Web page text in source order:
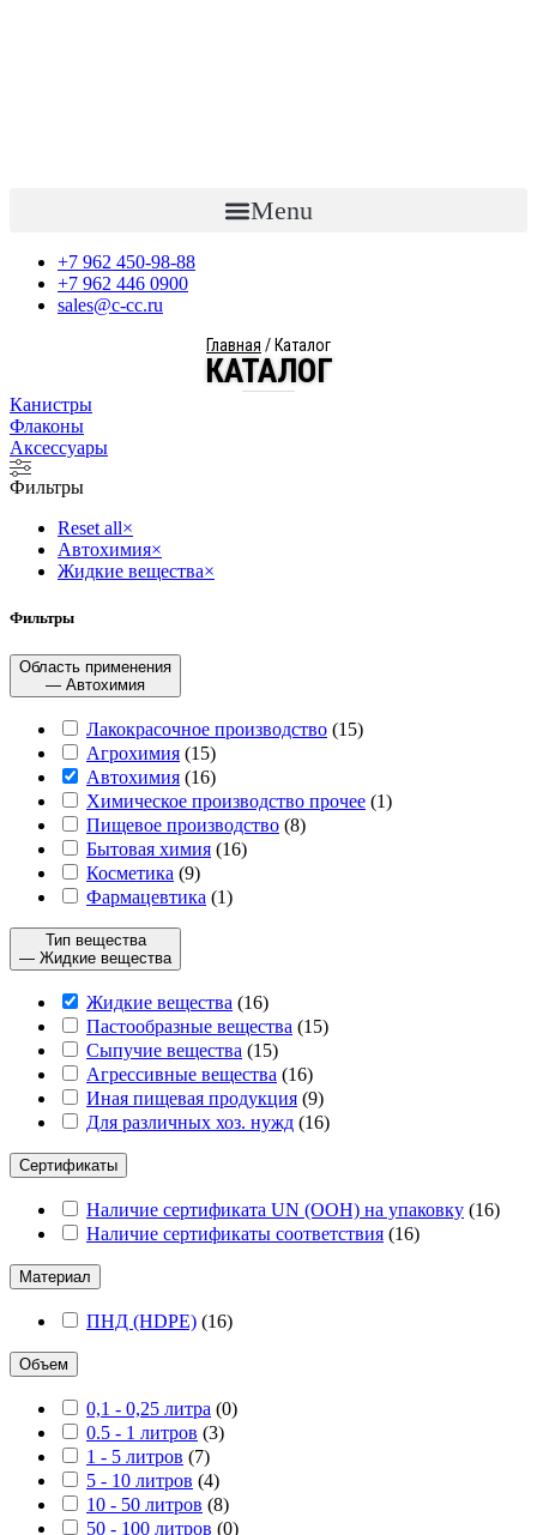
Menu
+7 962 450-98-88
+7 962 446 0900
sales@c-cc.ru
Главная / Каталог
КАТАЛОГ
Канистры
Флаконы
Аксессуары
Фильтры
Reset all×
Автохимия×
Жидкие вещества×
Фильтры
Область применения
— Автохимия
Лакокрасочное производство (15)
Агрохимия (15)
Автохимия (16)
Химическое производство прочее (1)
Пищевое производство (8)
Бытовая химия (16)
Косметика (9)
Фармацевтика (1)
Тип вещества
— Жидкие вещества
Жидкие вещества (16)
Пастообразные вещества (15)
Сыпучие вещества (15)
Агрессивные вещества (16)
Иная пищевая продукция (9)
Для различных хоз. нужд (16)
Сертификаты
Наличие сертификата UN (ООН) на упаковку (16)
Наличие сертификаты соответствия (16)
Материал
ПНД (HDPE) (16)
Объем
0,1 - 0,25 литра (0)
0.5 - 1 литров (3)
1 - 5 литров (7)
5 - 10 литров (4)
10 - 50 литров (8)
50 - 100 литров (0)